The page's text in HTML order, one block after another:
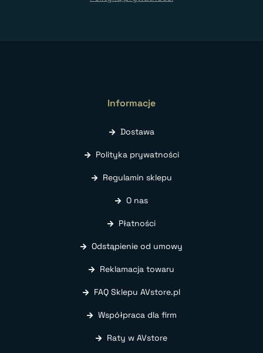
Informacje
Dostawa
Polityka prywatności
Regulamin sklepu
O nas
Płatności
Odstąpienie od umowy
Reklamacja towaru
FAQ Sklepu AVstore.pl
Współpraca dla firm
Raty w AVstore